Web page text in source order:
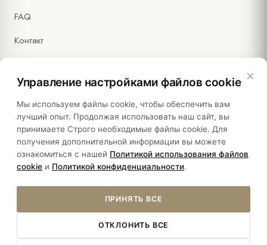
FAQ
Контакт
Правовая информация
Политики
Устойчивость
© 2026 HOTEL SULTANIA. ALL RIGHTS RESERVED.
×
Управление настройками файлов cookie
Мы используем файлы cookie, чтобы обеспечить вам
лучший опыт. Продолжая использовать наш сайт, вы
принимаете Строго необходимые файлы cookie. Для
получения дополнительной информации вы можете
ознакомиться с нашей Политикой использования файлов
cookie и Политикой конфиденциальности.
ПРИНЯТЬ ВСЕ
ОТКЛОНИТЬ ВСЕ